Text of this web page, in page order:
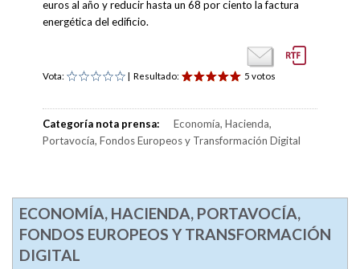
euros al año y reducir hasta un 68 por ciento la factura
energética del edificio.
Vota: | Resultado: 5 votos
Categoría nota prensa:
Economía, Hacienda,
Portavocía, Fondos Europeos y Transformación Digital
ECONOMÍA, HACIENDA, PORTAVOCÍA,
FONDOS EUROPEOS Y TRANSFORMACIÓN
DIGITAL